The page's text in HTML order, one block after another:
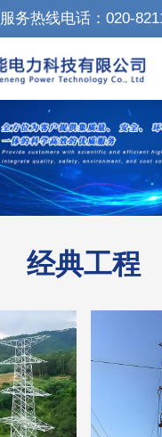
服务热线电话： 020-
经典工程